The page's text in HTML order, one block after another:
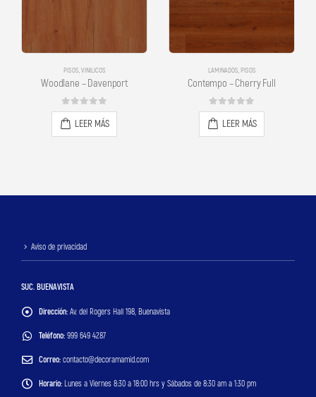
PISOS,VINILICOS
Woodlane – Davenport
0out of 5
LEER MÁS
LAMINADOS, PISOS
Contempo – Cherry Full
0out of 5
LEER MÁS
Aviso de privacidad
SUC. BUENAVISTA
Dirección: Av. del Rogers Hall 198, Buenavista
Teléfono: 999 649 4287
Correo: contacto@decoramamid.com
Horario: Lunes a Viernes 8:30 a 18:00 hrs y Sábados de 8:30 am a 1:30 pm